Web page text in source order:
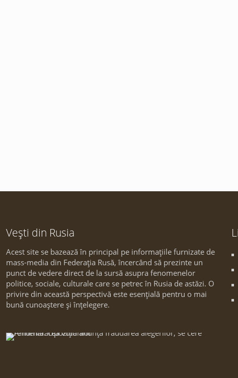
Vești din Rusia
Acest site se bazează în principal pe informațiile furnizate de
mass-media din Federația Rusă, încercând să prezinte un
punct de vedere direct de la sursă asupra fenomenelor
politice, sociale, culturale care se petrec în Rusia de astăzi. O
privire din această perspectivă este esențială pentru o mai
bună cunoaștere și înțelegere.